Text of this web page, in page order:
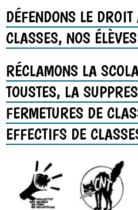
DÉFENDONS LE DROIT
CLASSES, NOS
RÉCLAMONS LA
TOUSTES, LA
FERMETURES DE
EFFECTIFS DE